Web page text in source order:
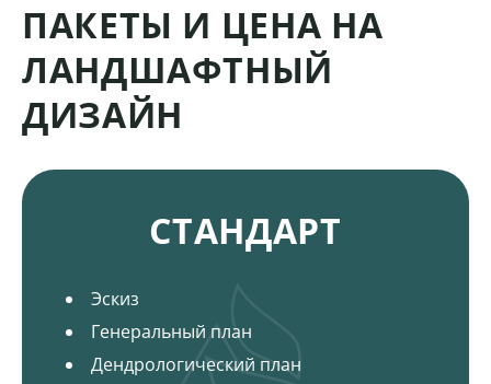
ПАКЕТЫ И ЦЕНА НА
ЛАНДШАФТНЫЙ
ДИЗАЙН
СТАНДАРТ
Эскиз
Генеральный план
Дендрологический план
Пакеты и цена на ландшафтный дизайн